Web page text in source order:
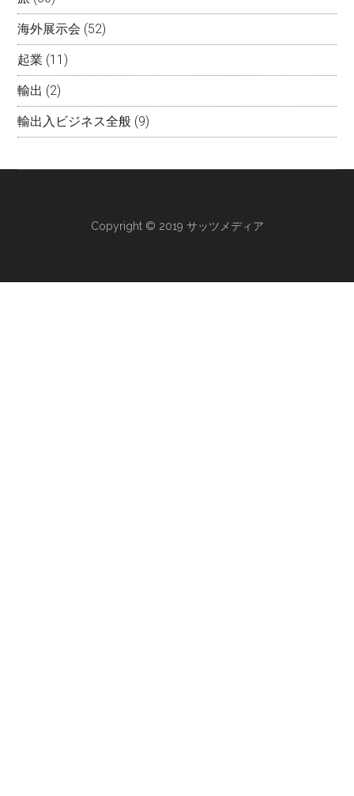
海外展示会 (52)
起業 (11)
輸出 (2)
輸出入ビジネス全般 (9)
Copyright © 2019 サッツメディア